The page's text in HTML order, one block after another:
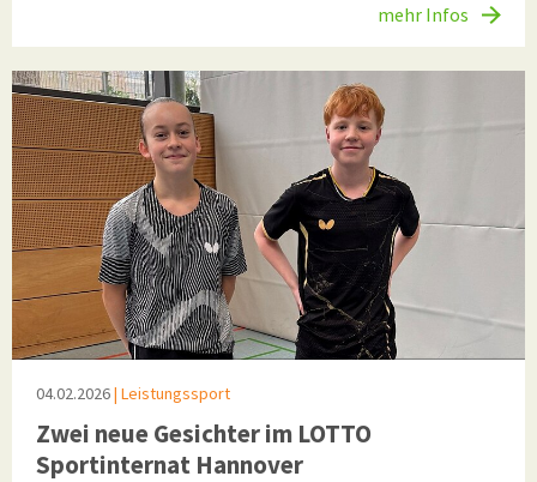
mehr Infos
04.02.2026| Leistungssport
Zwei neue Gesichter im LOTTO
Sportinternat Hannover